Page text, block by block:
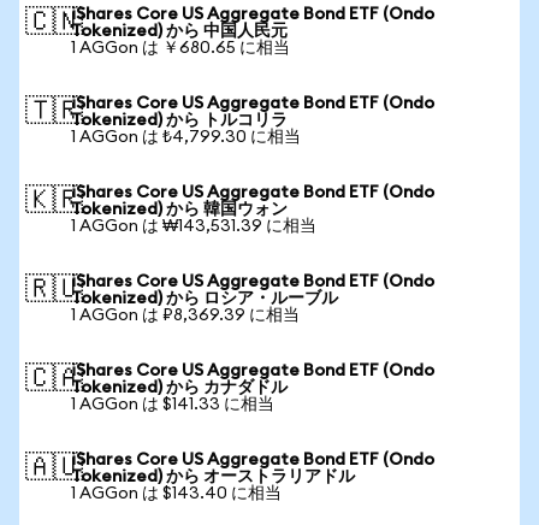
🇨🇳iShares Core US Aggregate Bond ETF (Ondo
Tokenized) から 中国人民元
1 AGGon は ￥680.65 に相当
🇹🇷iShares Core US Aggregate Bond ETF (Ondo
Tokenized) から トルコリラ
1 AGGon は ₺4,799.30 に相当
🇰🇷iShares Core US Aggregate Bond ETF (Ondo
Tokenized) から 韓国ウォン
1 AGGon は ₩143,531.39 に相当
🇷🇺iShares Core US Aggregate Bond ETF (Ondo
Tokenized) から ロシア・ルーブル
1 AGGon は ₽8,369.39 に相当
🇨🇦iShares Core US Aggregate Bond ETF (Ondo
Tokenized) から カナダドル
1 AGGon は $141.33 に相当
🇦🇺iShares Core US Aggregate Bond ETF (Ondo
Tokenized) から オーストラリアドル
1 AGGon は $143.40 に相当